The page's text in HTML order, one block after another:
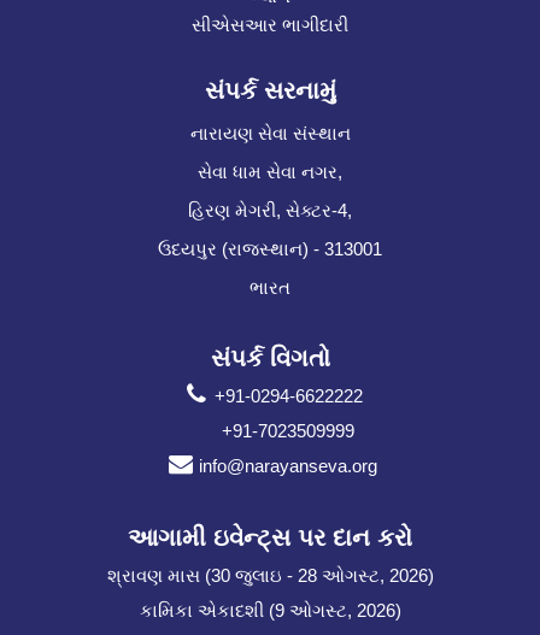
સીએસઆર ભાગીદારી
સંપર્ક સરનામું
નારાયણ સેવા સંસ્થાન
સેવા ધામ સેવા નગર,
હિરણ મેગરી, સેક્ટર-4,
ઉદયપુર (રાજસ્થાન) - 313001
ભારત
સંપર્ક વિગતો
+91-0294-6622222
+91-7023509999
info@narayanseva.org
આગામી ઇવેન્ટ્સ પર દાન કરો
શ્રાવણ માસ (30 જુલાઇ - 28 ઓગસ્ટ, 2026)
કામિકા એકાદશી (9 ઓગસ્ટ, 2026)